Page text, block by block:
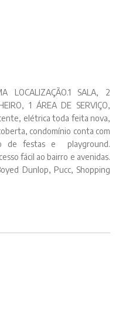
LOCALIZAÇÃO.1 SALA, 2
1 ÁREA DE SERVIÇO,
elétrica toda feita nova,
condomínio conta com
de festas e playground.
fácil ao bairro e avenidas.
Dunlop, Pucc, Shopping